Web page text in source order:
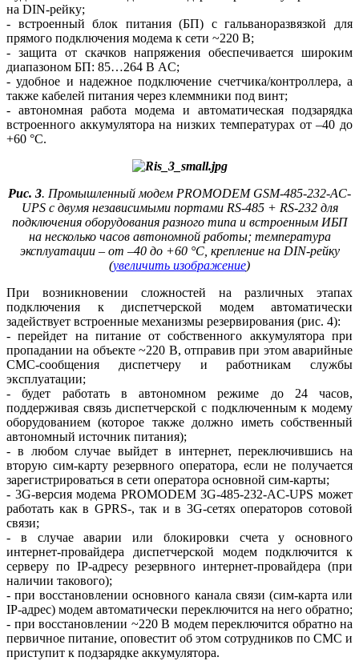
на DIN-рейку;
- встроенный блок питания (БП) с гальваноразвязкой для
прямого подключения модема к се­ти ~220 В;
- защита от скачков напряжения обеспечивается широким
диапазоном БП: 85…264 В AC;
- удобное и надежное подключение счетчика/контроллера, а
также кабелей питания через клеммники под винт;
- автономная работа модема и автоматическая подзарядка
встроенного аккумулятора на низких температурах от –40 до
+60 °C.
Рис. 3. Промышленный модем PROMODEM GSM‑485-232‑AC-
UPS с двумя независимыми портами RS‑485 + RS‑232 для
подключения оборудования разного типа и встроенным ИБП
на несколько часов автономной работы; температура
эксплуатации – от –40 до +60 °C, крепление на DIN-рейку
(увеличить изображение)
При возникновении сложностей на различных этапах
подключения к диспетчерской модем автоматически
задействует встроенные механизмы резервирования (рис. 4):
- перейдет на питание от собственного аккумулятора при
пропадании на объекте ~220 В, отправив при этом аварийные
СМС-сообщения диспетчеру и работникам службы
эксплуатации;
- будет работать в автономном режиме до 24 часов,
поддерживая связь диспетчерской с подключенным к модему
оборудованием (которое также должно иметь собственный
автономный источник питания);
- в любом случае выйдет в интернет, переключившись на
вторую сим-карту резервного оператора, если не получается
зарегистрироваться в се­ти оператора основной сим-карты;
- 3G-версия модема PROMODEM 3G-485-232-AC-UPS может
работать как в GPRS-, так и в 3G-сетях операторов сотовой
связи;
- в случае аварии или блокировки счета у основного
интернет-провайдера диспетчерской модем подключится к
серверу по IP-адресу резервного интернет-провайдера (при
наличии такового);
- при восстановлении основного канала связи (сим-карта или
IP-адрес) модем автоматически переключится на него обратно;
- при восстановлении ~220 В модем переключится обратно на
первичное питание, оповестит об этом сотрудников по СМС и
приступит к подзарядке аккумулятора.